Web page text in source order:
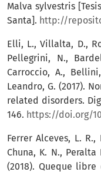
Malva sylvestris
Santa]. http://
Elli, L., Villalta, D.,
Pellegrini, N.,
Carroccio, A.,
Leandro, G. (2017).
related disorders.
146. https://doi.org/
Ferrer Alceves, L.
Chuna, K. N.,
(2018). Queque